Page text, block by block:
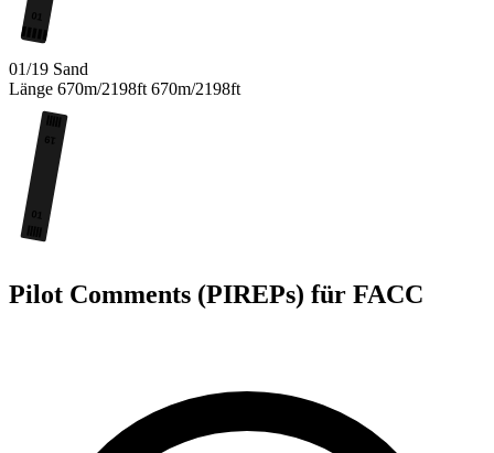
01
01/19 Sand
Länge 670m/2198ft 670m/2198ft
19
01
Pilot Comments (PIREPs) für FACC